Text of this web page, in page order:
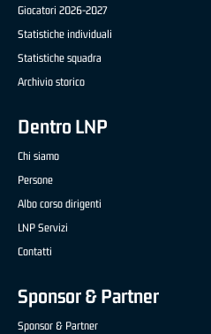
Giocatori 2026-2027
Statistiche individuali
Statistiche squadra
Archivio storico
Dentro LNP
Chi siamo
Persone
Albo corso dirigenti
LNP Servizi
Contatti
Sponsor & Partner
Sponsor & Partner